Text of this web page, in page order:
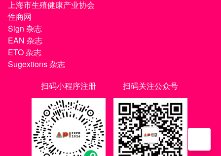
上海市生殖健康产业协会
性商网
Sign 杂志
EAN 杂志
ETO 杂志
Sugextions 杂志
扫码小程序注册
扫码关注公众号